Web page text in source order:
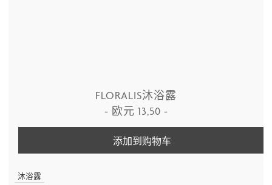
FLORALIS沐浴露
- 欧元 13,50 -
添加到购物车
沐浴露